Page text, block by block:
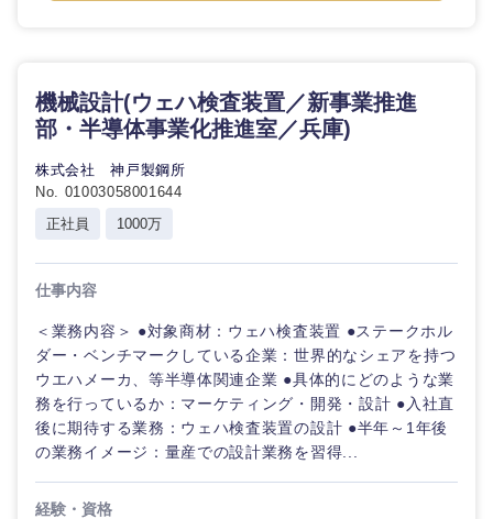
機械設計(ウェハ検査装置／新事業推進
部・半導体事業化推進室／兵庫)
株式会社 神戸製鋼所
No. 01003058001644
正社員
1000万
仕事内容
＜業務内容＞ ●対象商材：ウェハ検査装置 ●ステークホル
ダー・ベンチマークしている企業：世界的なシェアを持つ
ウエハメーカ、等半導体関連企業 ●具体的にどのような業
務を行っているか：マーケティング・開発・設計 ●入社直
後に期待する業務：ウェハ検査装置の設計 ●半年～1年後
の業務イメージ：量産での設計業務を習得...
経験・資格